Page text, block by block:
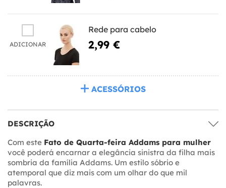
ADICIONAR
Rede para cabelo
2,99 €
ACESSÓRIOS
DESCRIÇÃO
Com este Fato de Quarta-feira Addams para mulher
você poderá encarnar a elegância sinistra da filha mais
sombria da família Addams. Um estilo sóbrio e
atemporal que diz mais com um olhar do que mil
palavras.